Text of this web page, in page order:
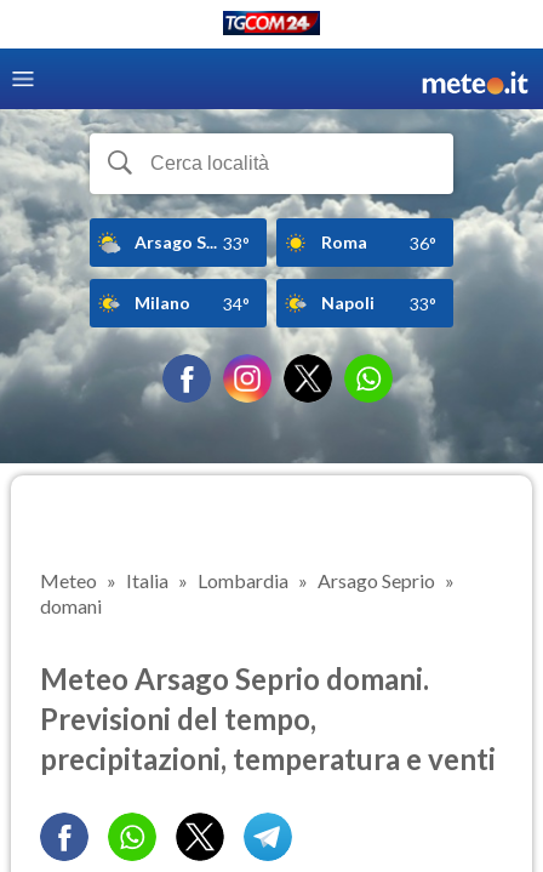
Arsago S... 33° Roma 36°
Milano 34° Napoli 33°
Meteo Italia Lombardia
Arsago Seprio
domani
Meteo Arsago Seprio domani.
Previsioni del tempo,
precipitazioni, temperatura e venti